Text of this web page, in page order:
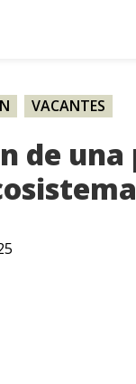
VACANTES
de